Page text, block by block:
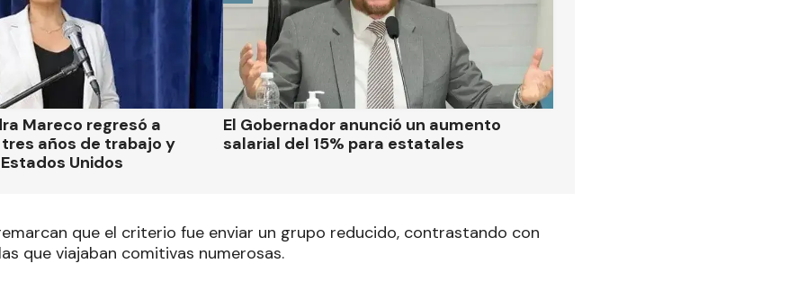
Mareco regresó a
años de trabajo y
Unidos
El Gobernador anunció un aumento
salarial del 15% para estatales
que el criterio fue enviar un grupo reducido, contrastando con
que viajaban comitivas numerosas.